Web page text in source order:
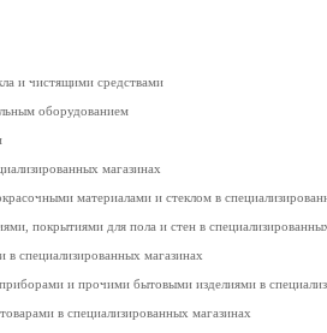
и чистящими средствами
оборудованием
магазинах
материалами и стеклом в
покрытиями для пола и стен в
в специализированных магазинах
и прочими бытовыми изделиями в
в специализированных магазинах